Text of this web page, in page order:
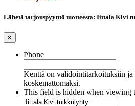
Lähetä tarjouspyyntö tuotteesta: Iittala Kivi
×
Phone
Kenttä on validointitarkoituksiin ja
koskemattomaksi.
This field is hidden when viewing